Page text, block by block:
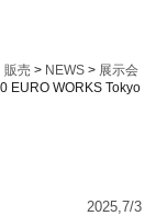
販売 > NEWS > 展示会
EURO WORKS Tokyo
2025,7/3